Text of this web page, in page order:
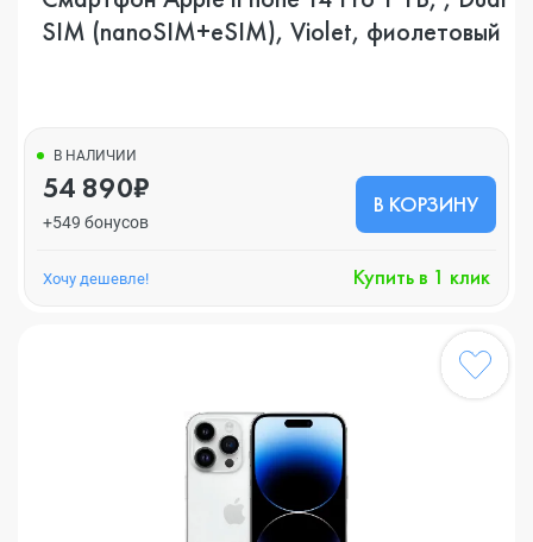
SIM (nanoSIM+eSIM), Violet, фиолетовый
В НАЛИЧИИ
54 890₽
+549 бонусов
В КОРЗИНУ
Хочу дешевле! Купить в 1 клик